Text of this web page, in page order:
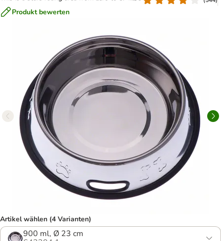
Produkt bewerten
Artikel wählen (4 Varianten)
900 ml, Ø 23 cm